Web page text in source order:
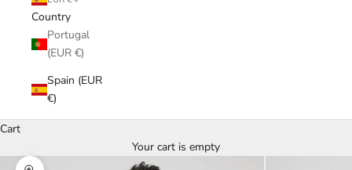
Country
Portugal
(EUR €)
Spain (EUR
€)
Cart
Your cart is empty